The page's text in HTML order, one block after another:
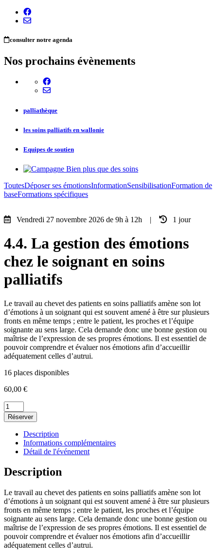
consulter notre agenda
Nos prochains évènements
palliathèque
les soins palliatifs en wallonie
Equipes de soutien
ToutesDéposer ses émotionsInformationSensibilisationFormation de
baseFormations spécifiques
Vendredi 27 novembre 2026 de 9h à 12h | 1 jour
4.4. La gestion des émotions
chez le soignant en soins
palliatifs
Le travail au chevet des patients en soins palliatifs amène son lot
d’émotions à un soignant qui est souvent amené à être sur plusieurs
fronts en même temps ; entre le patient, les proches et l’équipe
soignante au sens large. Cela demande donc une bonne gestion ou
maîtrise de l’expression de ses propres émotions. Il est essentiel de
pouvoir comprendre et évaluer nos émotions afin d’accueillir
adéquatement celles d’autrui.
16 places disponibles
60,00 €
quantité
de
4.4.
gestion
émotions
chez
le
en
soins
palliatifs
Réserver
Description
Informations complémentaires
Détail de l'événement
Description
Le travail au chevet des patients en soins palliatifs amène son lot
d’émotions à un soignant qui est souvent amené à être sur plusieurs
fronts en même temps ; entre le patient, les proches et l’équipe
soignante au sens large. Cela demande donc une bonne gestion ou
maîtrise de l’expression de ses propres émotions. Il est essentiel de
pouvoir comprendre et évaluer nos émotions afin d’accueillir
adéquatement celles d’autrui.